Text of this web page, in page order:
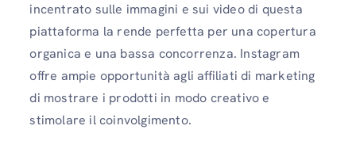
incentrato sulle immagini e sui video di questa
piattaforma la rende perfetta per una copertura
organica e una bassa concorrenza. Instagram
offre ampie opportunità agli affiliati di marketing
di mostrare i prodotti in modo creativo e
stimolare il coinvolgimento.